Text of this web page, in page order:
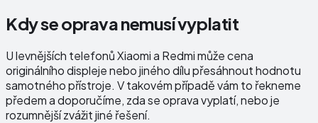
Kdy se oprava nemusí vyplatit
U levnějších telefonů Xiaomi a Redmi může cena
originálního displeje nebo jiného dílu přesáhnout hodnotu
samotného přístroje. V takovém případě vám to řekneme
předem a doporučíme, zda se oprava vyplatí, nebo je
rozumnější zvážit jiné řešení.